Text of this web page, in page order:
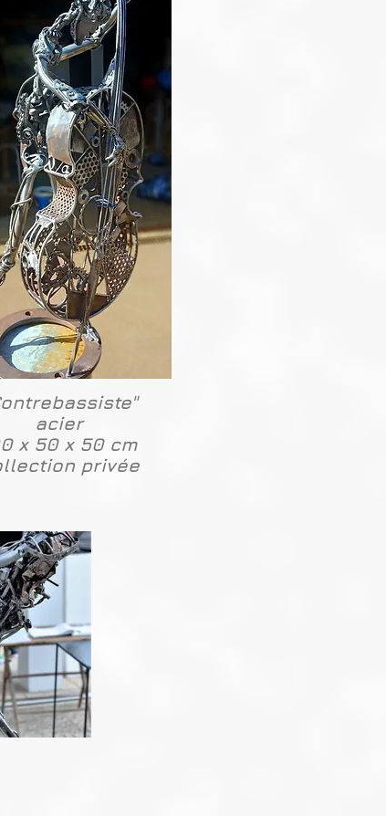
acier
x 50 x 50 cm
privée